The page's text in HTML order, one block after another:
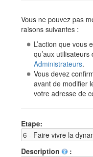
Vous ne pouvez pas
raisons suivantes :
L’action que vous
qu’aux utilisateurs
Administrateurs.
Vous devez
avant de modifier
votre adresse de
Etape:
Description :